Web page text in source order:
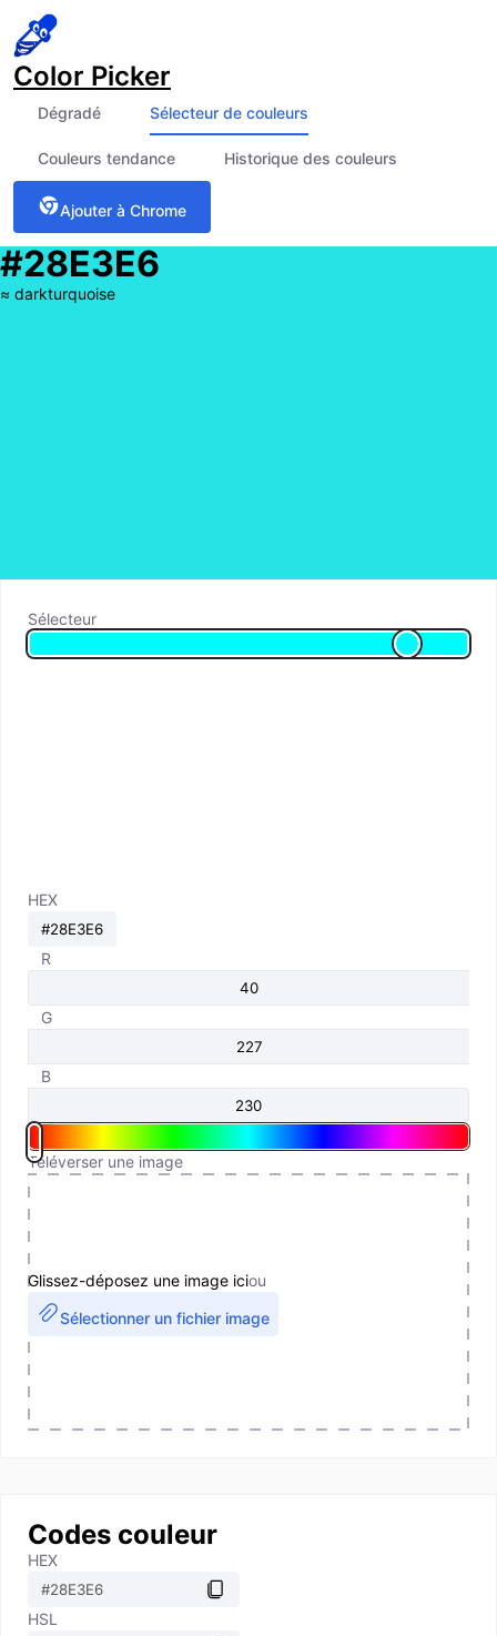
Color Picker
Dégradé Sélecteur de couleurs
Couleurs tendance Historique des couleurs
Ajouter à Chrome
#28E3E6
≈ darkturquoise
Sélecteur
HEX
R
G
B
Téléverser une image
Glissez-déposez une image iciou
Sélectionner un fichier image
Codes couleur
HEX
HSL